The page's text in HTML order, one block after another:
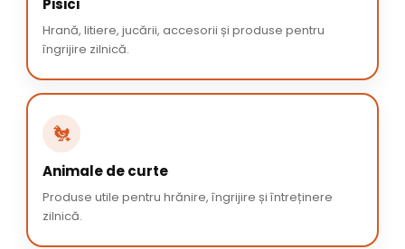
Pisici
Hrană, litiere, jucării, accesorii și produse pentru
îngrijire zilnică.
🐔
Animale de curte
Produse utile pentru hrănire, îngrijire și întreținere
zilnică.